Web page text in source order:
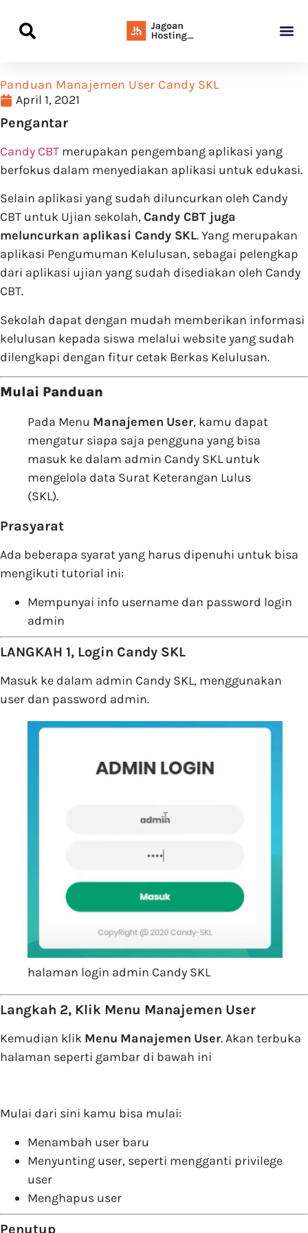
Panduan Manajemen User Candy SKL
April 1, 2021
Pengantar
Candy CBT merupakan pengembang aplikasi yang
berfokus dalam menyediakan aplikasi untuk edukasi.
Selain aplikasi yang sudah diluncurkan oleh Candy
CBT untuk Ujian sekolah,Candy CBT juga
meluncurkan aplikasi Candy SKL. Yang merupakan
aplikasi Pengumuman Kelulusan, sebagai pelengkap
dari aplikasi ujian yang sudah disediakan oleh Candy
CBT.
Sekolah dapat dengan mudah memberikan informasi
kelulusan kepada siswa melalui website yang sudah
dilengkapi dengan fitur cetak Berkas Kelulusan.
Mulai Panduan
Pada Menu Manajemen User, kamu dapat
mengatur siapa saja pengguna yang bisa
masuk ke dalam admin Candy SKL untuk
mengelola data Surat Keterangan Lulus
(SKL).
Prasyarat
Ada beberapa syarat yang harus dipenuhi untuk bisa
mengikuti tutorial ini:
Mempunyai info username dan password login
admin
LANGKAH 1, Login Candy SKL
Masuk ke dalam admin Candy SKL, menggunakan
user dan password admin.
halaman login admin Candy SKL
Langkah 2, Klik Menu Manajemen User
Kemudian klik Menu Manajemen User. Akan terbuka
halaman seperti gambar di bawah ini
Mulai dari sini kamu bisa mulai:
Menambah user baru
Menyunting user, seperti mengganti privilege
user
Menghapus user
Penutup